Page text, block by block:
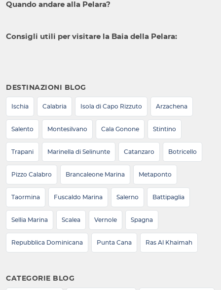
Quando andare alla Pelara?
Consigli utili per visitare la Baia della Pelara:
DESTINAZIONI BLOG
Ischia Calabria Isola di Capo Rizzuto Arzachena
Salento Montesilvano Cala Gonone Stintino
Trapani Marinella di Selinunte Catanzaro Botricello
Pizzo Calabro Brancaleone Marina Metaponto
Taormina Fuscaldo Marina Salerno Battipaglia
Sellia Marina Scalea Vernole Spagna
Repubblica Dominicana Punta Cana Ras Al Khaimah
CATEGORIE BLOG